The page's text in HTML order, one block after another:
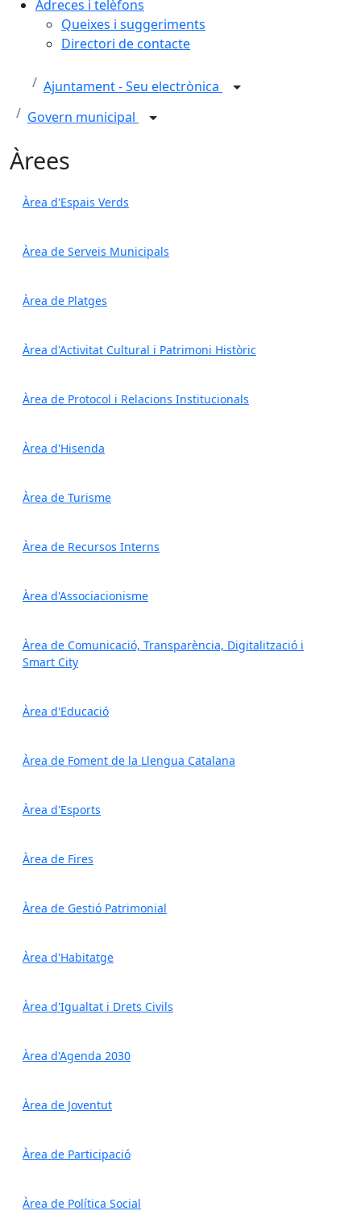
Adreces i telèfons
Queixes i suggeriments
Directori de contacte
Ajuntament - Seu electrònica
Govern municipal
Àrees
Àrea d'Espais Verds
Àrea de Serveis Municipals
Àrea de Platges
Àrea d'Activitat Cultural i Patrimoni Històric
Àrea de Protocol i Relacions Institucionals
Àrea d'Hisenda
Àrea de Turisme
Àrea de Recursos Interns
Àrea d'Associacionisme
Àrea de Comunicació, Transparència, Digitalització i
Smart City
Àrea d'Educació
Àrea de Foment de la Llengua Catalana
Àrea d'Esports
Àrea de Fires
Àrea de Gestió Patrimonial
Àrea d'Habitatge
Àrea d'Igualtat i Drets Civils
Àrea d'Agenda 2030
Àrea de Joventut
Àrea de Participació
Àrea de Política Social